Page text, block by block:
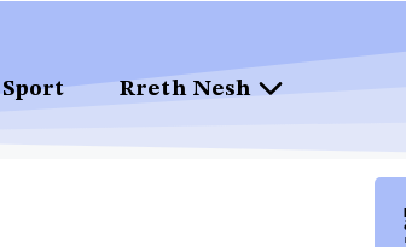
Sport Rreth Nesh